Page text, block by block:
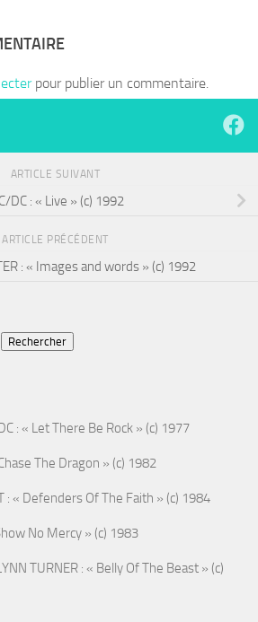
pour publier un commentaire.
ARTICLE SUIVANT
DC : « Live » (c) 1992
ARTICLE PRÉCÉDENT
: « Images and words » (c) 1992
Rechercher
: « Let There Be Rock » (c) 1977
The Dragon » (c) 1982
: « Defenders Of The Faith » (c) 1984
No Mercy » (c) 1983
TURNER : « Belly Of The Beast » (c)